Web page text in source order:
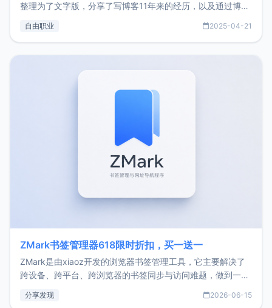
整理为了文字版，分享了写博客11年来的经历，以及通过博客
了我的首个产品ImgURL的真实数据和产品现状。自我介绍大
自由职业 2025-04-21
ZMark书签管理器618限时折扣，买一送一
ZMark是由xiaoz开发的浏览器书签管理工具，它主要解决了
跨设备、跨平台、跨浏览器的书签同步与访问难题，做到一处
用，让管理更高效。ZMark官网地址：
分享发现 2026-06-15